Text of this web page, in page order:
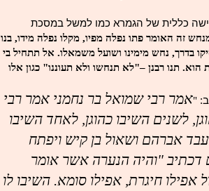
כללית של הגמרא כמו למשל במסכת
זה האומר פתו נפלה מפיו, מקלו נפלה מידו, בנו
בדרך, נחש מימינו ושועל משמאלו. אל תתחיל בי
הוא. תנו רבנן –"לא תנחשו ולא תעוננו" כגון אלו
"אמר רבישמואל בר נחמני אמר רבי
לשנים השיבו כהוגן, לאחד השיבו
אברהם ושאול בן קיש ויפתח
דכתיב "והיה הנערה אשר אומר
אפילו חיגרת, אפילו סומא. השיבו לו